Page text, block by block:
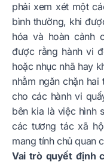
phải xem xét một
bình thường, khi
hóa và hoàn cảnh
được rằng hành vi
hoặc nhục nhã hay
nhằm ngăn chặn
cho các hành vi
bên kia là việc hình
các tương tác xã
mang tính chủ quan
Vai trò quyết định